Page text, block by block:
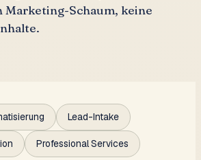
Marketing-Schaum, keine
Lead-Intake
Professional Services